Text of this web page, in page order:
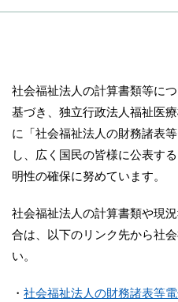
社会福祉法人の計算書類等に
基づき、独立行政法人福祉医
に「社会福祉法人の財務諸表
し、広く国民の皆様に公表す
明性の確保に努めています。
社会福祉法人の計算書類や現
合は、以下のリンク先から社
い。
・ 社会福祉法人の財務諸表等